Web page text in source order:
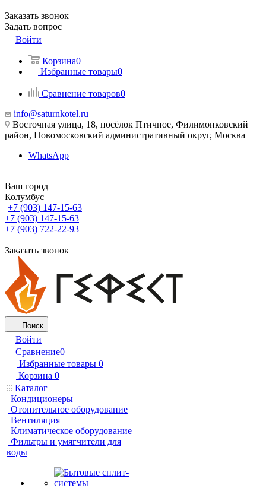
Заказать звонок
Задать вопрос
Войти
Корзина0
Избранные товары0
Сравнение товаров0
info@saturnkotel.ru
Восточная улица, 18, посёлок Птичное, Филимонковский
район, Новомосковский административный округ, Москва
WhatsApp
Ваш город
Колумбус
+7 (903) 147-15-63
+7 (903) 147-15-63
+7 (903) 722-22-93
Заказать звонок
Поиск
Войти
Сравнение0
Избранные товары 0
Корзина 0
Каталог
Кондиционеры
Отопительное оборудование
Вентиляция
Климатическое оборудование
Фильтры и умягчители для
воды